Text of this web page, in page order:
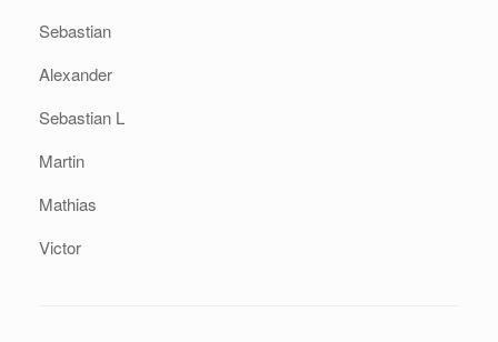
Sebastian
Alexander
Sebastian L
Martin
Mathias
Victor